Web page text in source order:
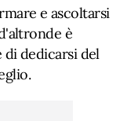
e ascoltarsi
è
dedicarsi del